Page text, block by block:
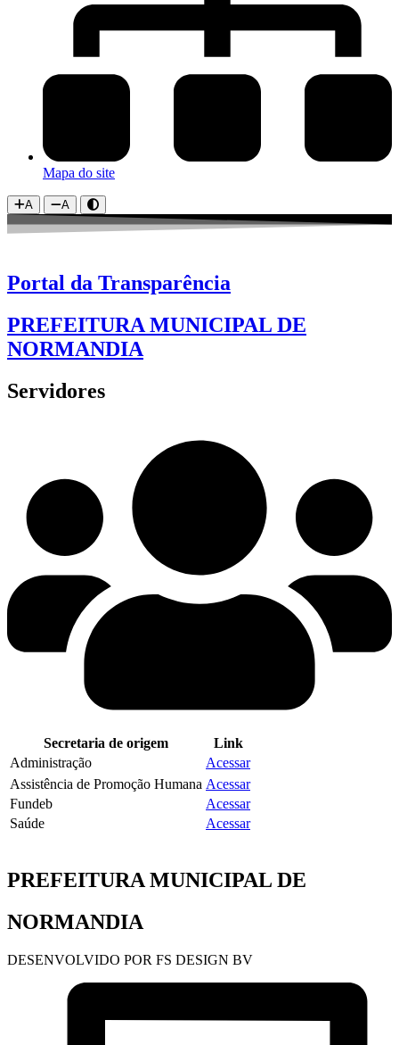
Mapa do site
A A
Portal da Transparência
PREFEITURA MUNICIPAL DE
NORMANDIA
Servidores
Secretaria de origem
Link
Administração
Acessar
Assistência de Promoção Humana Acessar
Fundeb
Acessar
Saúde
Acessar
PREFEITURA MUNICIPAL DE
NORMANDIA
DESENVOLVIDO POR FS DESIGN BV